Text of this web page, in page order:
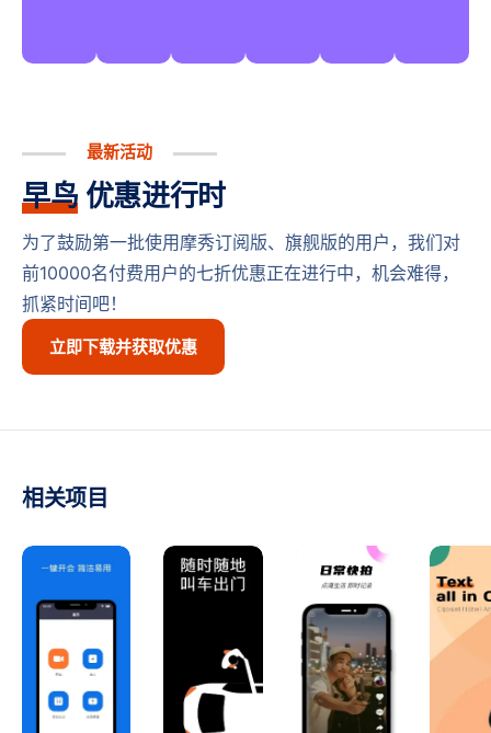
最新活动
早鸟 优惠进行时
为了鼓励第一批使用摩秀订阅版、旗舰版的用户，我们对
前10000名付费用户的七折优惠正在进行中，机会难得，
抓紧时间吧！
立即下载并获取优惠
相关项目